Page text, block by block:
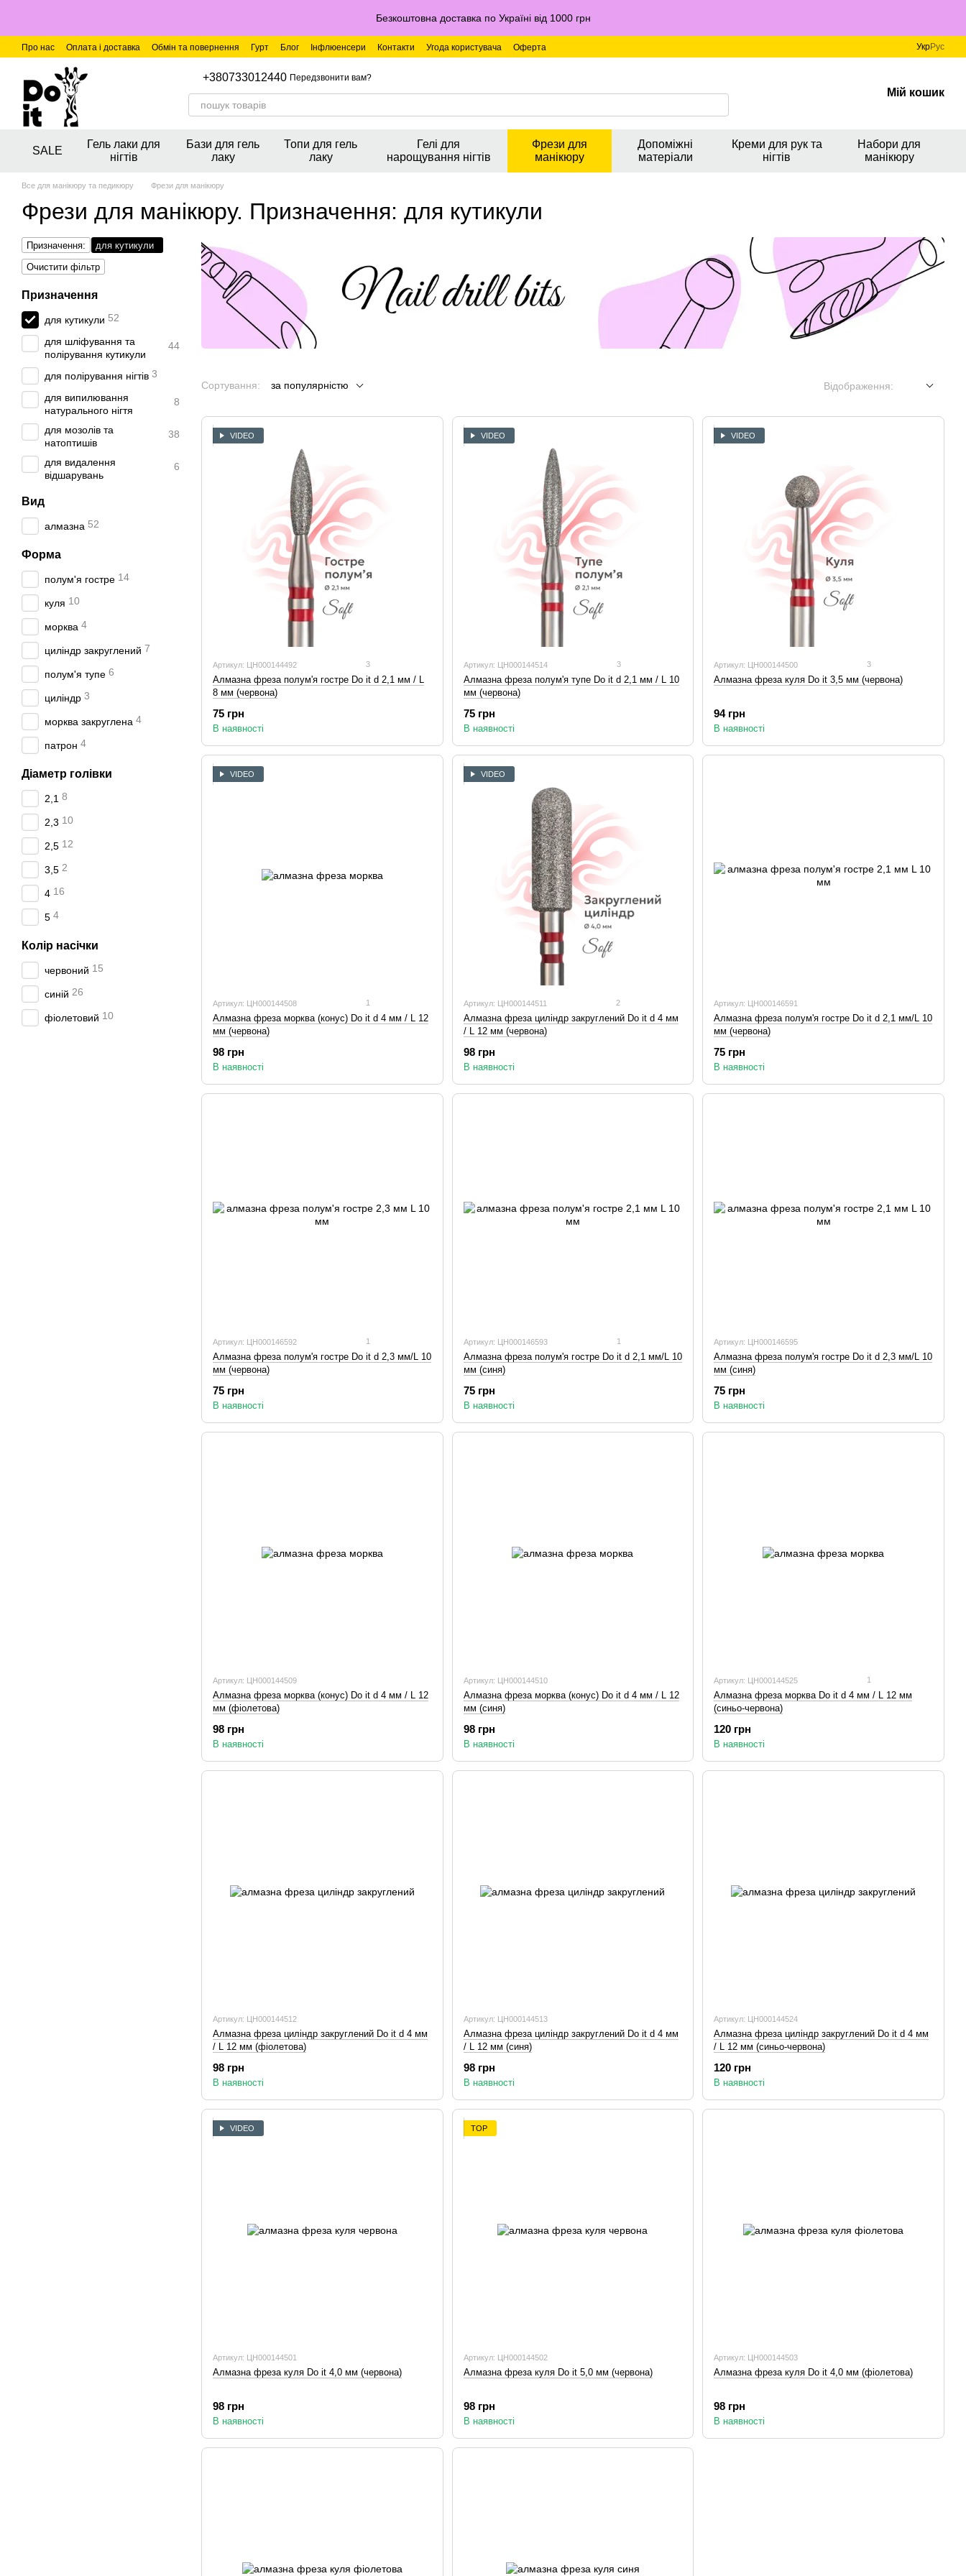
Безкоштовна доставка по Україні від 1000 грн
Про нас Оплата і доставка Обмін та повернення Гурт Блог Інфлюенсери Контакти Угода користувача Оферта УкрРус
+380733012440 Передзвонити вам?
Мій кошик
SALE
Гель лаки для
нігтів
Бази для гель
лаку
Топи для гель
лаку
Гелі для
нарощування нігтів
Фрези для
манікюру
Допоміжні
матеріали
Креми для рук та
нігтів
Набори для
манікюру
Все для манікюру та педикюру Фрези для манікюру
Фрези для манікюру. Призначення: для кутикули
Сортування: за популярністю Відображення:
VIDEO
Артикул: ЦН000144492 3
Алмазна фреза полум'я гостре Do it d 2,1 мм / L
8 мм (червона)
75 грн
В наявності
VIDEO
Артикул: ЦН000144514 3
Алмазна фреза полум'я тупе Do it d 2,1 мм / L 10
мм (червона)
75 грн
В наявності
VIDEO
Артикул: ЦН000144500 3
Алмазна фреза куля Do it 3,5 мм (червона)
94 грн
В наявності
VIDEO
Артикул: ЦН000144508 1
Алмазна фреза морква (конус) Do it d 4 мм / L 12
мм (червона)
98 грн
В наявності
VIDEO
Артикул: ЦН000144511 2
Алмазна фреза циліндр закруглений Do it d 4 мм
/ L 12 мм (червона)
98 грн
В наявності
Артикул: ЦН000146591
Алмазна фреза полум'я гостре Do it d 2,1 мм/L 10
мм (червона)
75 грн
В наявності
Артикул: ЦН000146592 1
Алмазна фреза полум'я гостре Do it d 2,3 мм/L 10
мм (червона)
75 грн
В наявності
Артикул: ЦН000146593 1
Алмазна фреза полум'я гостре Do it d 2,1 мм/L 10
мм (синя)
75 грн
В наявності
Артикул: ЦН000146595
Алмазна фреза полум'я гостре Do it d 2,3 мм/L 10
мм (синя)
75 грн
В наявності
Артикул: ЦН000144509
Алмазна фреза морква (конус) Do it d 4 мм / L 12
мм (фіолетова)
98 грн
В наявності
Артикул: ЦН000144510
Алмазна фреза морква (конус) Do it d 4 мм / L 12
мм (синя)
98 грн
В наявності
Артикул: ЦН000144525 1
Алмазна фреза морква Do it d 4 мм / L 12 мм
(синьо-червона)
120 грн
В наявності
Артикул: ЦН000144512
Алмазна фреза циліндр закруглений Do it d 4 мм
/ L 12 мм (фіолетова)
98 грн
В наявності
Артикул: ЦН000144513
Алмазна фреза циліндр закруглений Do it d 4 мм
/ L 12 мм (синя)
98 грн
В наявності
Артикул: ЦН000144524
Алмазна фреза циліндр закруглений Do it d 4 мм
/ L 12 мм (синьо-червона)
120 грн
В наявності
VIDEO
Артикул: ЦН000144501
Алмазна фреза куля Do it 4,0 мм (червона)
98 грн
В наявності
TOP
Артикул: ЦН000144502
Алмазна фреза куля Do it 5,0 мм (червона)
98 грн
В наявності
Артикул: ЦН000144503
Алмазна фреза куля Do it 4,0 мм (фіолетова)
98 грн
В наявності
Призначення:
для кутикули
Очистити фільтр
Призначення
для кутикули 52
для шліфування та
полірування кутикули
44
для полірування нігтів 3
для випилювання
натурального нігтя
8
для мозолів та
натоптишів
38
для видалення
відшарувань
6
Вид
алмазна 52
Форма
полум'я гостре 14
куля 10
морква 4
циліндр закруглений 7
полум'я тупе 6
циліндр 3
морква закруглена 4
патрон 4
Діаметр голівки
2,1 8
2,3 10
2,5 12
3,5 2
4 16
5 4
Колір насічки
червоний 15
синій 26
фіолетовий 10